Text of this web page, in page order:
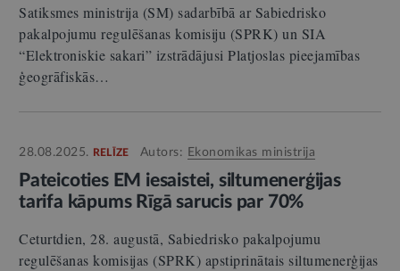
Satiksmes ministrija (SM) sadarbībā ar Sabiedrisko
pakalpojumu regulēšanas komisiju (SPRK) un SIA
“Elektroniskie sakari” izstrādājusi Platjoslas pieejamības
ģeogrāfiskās…
28.08.2025. RELĪZE Autors: Ekonomikas ministrija
Pateicoties EM iesaistei, siltumenerģijas
tarifa kāpums Rīgā sarucis par 70%
Ceturtdien, 28. augustā, Sabiedrisko pakalpojumu
regulēšanas komisijas (SPRK) apstiprinātais siltumenerģijas